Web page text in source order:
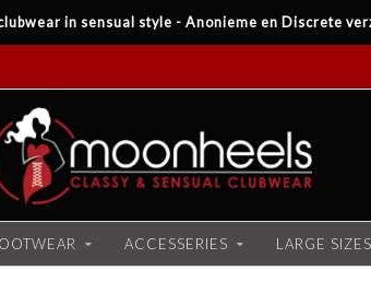
in sensual style - Anonieme en Discrete
ACCESSERIES LARGE SIZES